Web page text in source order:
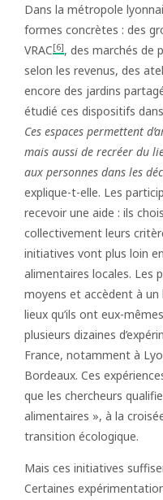
Dans la métropole
formes concrètes : des
VRAC[6], des marchés de
selon les revenus, des
encore des jardins
étudié ces dispositifs
Ces espaces permettent
mais aussi de recréer du
aux personnes dans les
explique-t-elle. Les
recevoir une aide : ils
collectivement leurs
initiatives vont plus loin
alimentaires locales. Les
moyens et accèdent à un
lieux qu’ils ont eux-
plusieurs dizaines
France, notamment à
Bordeaux. Ces
que les chercheurs
alimentaires », à la
transition écologique.
Mais ces initiatives
Certaines